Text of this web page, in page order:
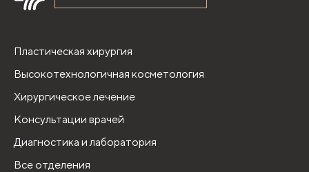
Пластическая хирургия
Высокотехнологичная косметология
Хирургическое лечение
Консультации врачей
Диагностика и лаборатория
Все отделения